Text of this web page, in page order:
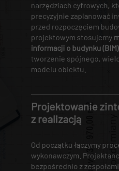
narzędziach cyfrowych,
precyzyjnie zaplanować
przed rozpoczęciem
projektowym stosujemy
informacji o budynku (BIM)
tworzenie spójnego,
modelu obiektu.
Projektowanie
z realizacją
Od początku łączymy
wykonawczym.
bezpośrednio z